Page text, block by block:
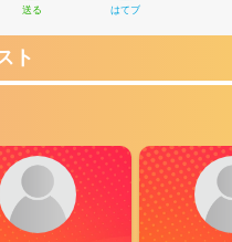
送る はてブ
ト